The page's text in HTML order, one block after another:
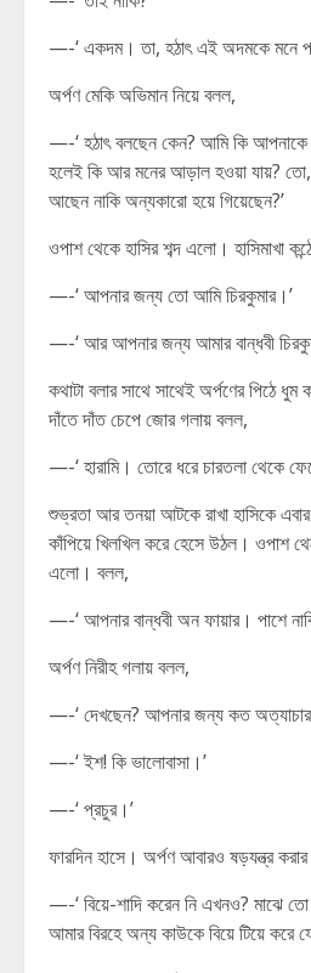
—-‘ একদম। তা, হঠাৎ এই অদমকে মনে
অর্পণ মেকি অভিমান নিয়ে বলল,
—-‘ হঠাৎ বলছেন কেন? আমি কি
হলেই কি আর মনের আড়াল হওয়া যায়?
আছেন নাকি অন্যকারো হয়ে গিয়েছেন?’
ওপাশ থেকে হাসির শব্দ এলো। হাসিমাখা
—-‘ আপনার জন্য তো আমি চিরকুমার।’
—-‘ আর আপনার জন্য আমার বান্ধবী
কথাটা বলার সাথে সাথেই অর্পণের পিঠে
দাঁতে দাঁত চেপে জোর গলায় বলল,
—-‘ হারামি। তোরে ধরে চারতলা থেকে
শুভ্রতা আর তনয়া আটকে রাখা হাসিকে
কাঁপিয়ে খিলখিল করে হেসে উঠল। ওপাশ
এলো। বলল,
—-‘ আপনার বান্ধবী অন ফায়ার। পাশে
অর্পণ নিরীহ গলায় বলল,
—-‘ দেখছেন? আপনার জন্য কত
—-‘ ইশ! কি ভালোবাসা।’
—-‘ প্রচুর।’
ফারদিন হাসে। অর্পণ আবারও ষড়যন্ত্র
—-‘ বিয়ে-শাদি করেন নি এখনও? মাঝে
আমার বিরহে অন্য কাউকে বিয়ে টিয়ে করে